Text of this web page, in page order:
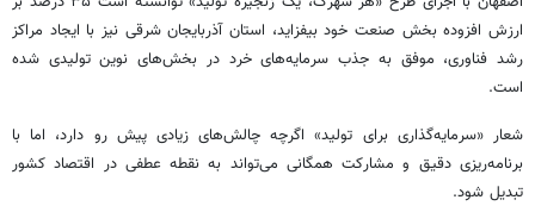
ارزش افزوده بخش صنعت خود بیفزاید، استان آذربایجان شرقی نیز با ایجاد مراکز
رشد فناوری، موفق به جذب سرمایه‌های خرد در بخش‌های نوین تولیدی شده
است.
شعار «سرمایه‌گذاری برای تولید» اگرچه چالش‌های زیادی پیش رو دارد، اما با
برنامه‌ریزی دقیق و مشارکت همگانی می‌تواند به نقطه عطفی در اقتصاد کشور
تبدیل شود.